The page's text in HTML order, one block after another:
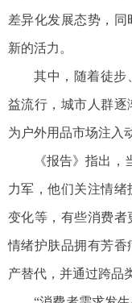
差异化发展态势，
新的活力。
其中，随着徒步
益流行，城市人群逐
为户外用品市场注入
《报告》指出
力军，他们关注情
变化等，有些消费者
情绪护肤品拥有芳香
产替代，并通过跨品